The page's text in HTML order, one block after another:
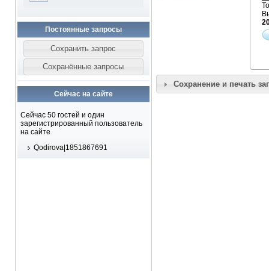
Постоянные запросы
Сейчас на сайте
Сейчас 50 гостей и один
зарегистрированный пользователь
на сайте
Qodirova|1851867691
Сохранение и печать